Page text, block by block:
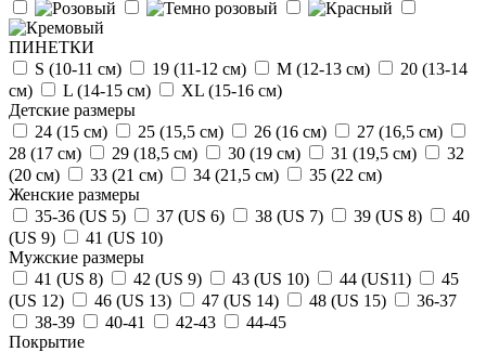
ПИНЕТКИ
S (10-11 см)
19 (11-12 см) М (12-13 см)
20 (13-14
см)
L (14-15 cм)
ХL (15-16 cм)
Детские размеры
24 (15 см)
25 (15,5 см) 26 (16 см)
27 (16,5 см)
28 (17 см)
29 (18,5 см) 30 (19 см) 31 (19,5 см)
32
(20 см)
33 (21 см) 34 (21,5 см)
35 (22 см)
Женские размеры
35-36 (US 5)
37 (US 6) 38 (US 7) 39 (US 8)
40
(US 9)
41 (US 10)
Мужские размеры
41 (US 8)
42 (US 9) 43 (US 10) 44 (US11)
45
(US 12)
46 (US 13) 47 (US 14) 48 (US 15)
36-37
38-39
40-41 42-43
44-45
Покрытие